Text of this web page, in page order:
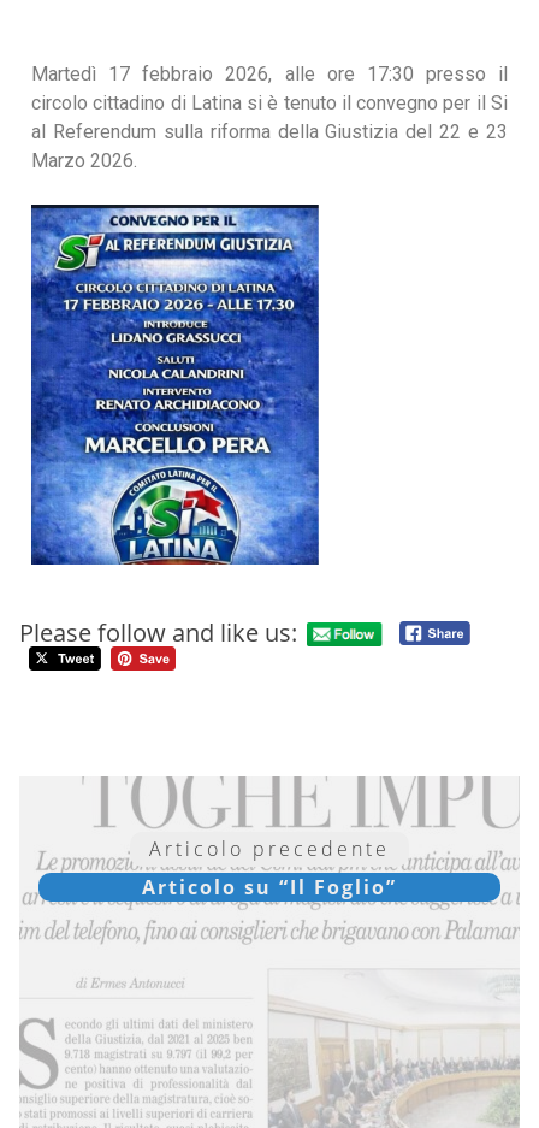
Martedì 17 febbraio 2026, alle ore 17:30 presso il
circolo cittadino di Latina si è tenuto il convegno per il Si
al Referendum sulla riforma della Giustizia del 22 e 23
Marzo 2026.
Please follow and like us:
Articolo precedente
Articolo su “Il Foglio”